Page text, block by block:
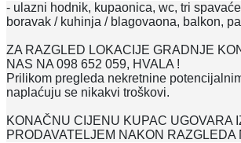
- ulazni hodnik, kupaonica, wc, tri
boravak / kuhinja / blagovaona, balkon,
ZA RAZGLED LOKACIJE GRADNJE
NAS NA 098 652 059, HVALA !
Prilikom pregleda nekretnine
naplaćuju se nikakvi troškovi.
KONAČNU CIJENU KUPAC UGOVARA
PRODAVATELJEM NAKON RAZGLEDA